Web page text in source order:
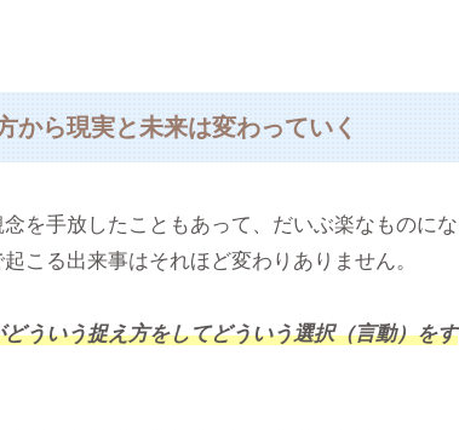
から現実と未来は変わっていく
を手放したこともあって、だいぶ楽なものにな
こる出来事はそれほど変わりありません。
ういう捉え方をしてどういう選択（言動）をす